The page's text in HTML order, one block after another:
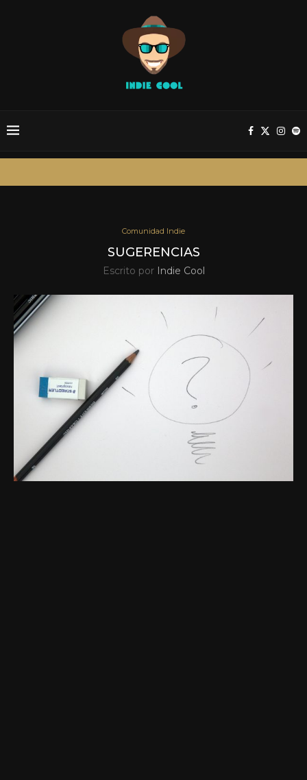
Comunidad Indie
SUGERENCIAS
Escrito por Indie Cool